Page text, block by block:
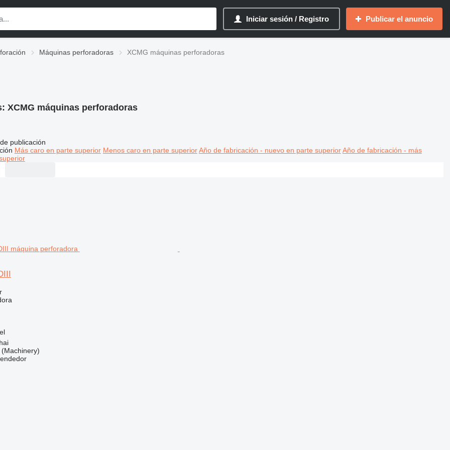
Iniciar sesión / Registro Publicar el anuncio
Máquinas perforadoras XCMG máquinas perforadoras
XCMG máquinas perforadoras
publicación
Más caro en parte superior Menos caro en parte superior Año de fabricación - nuevo en parte superior Año de fabricación - más